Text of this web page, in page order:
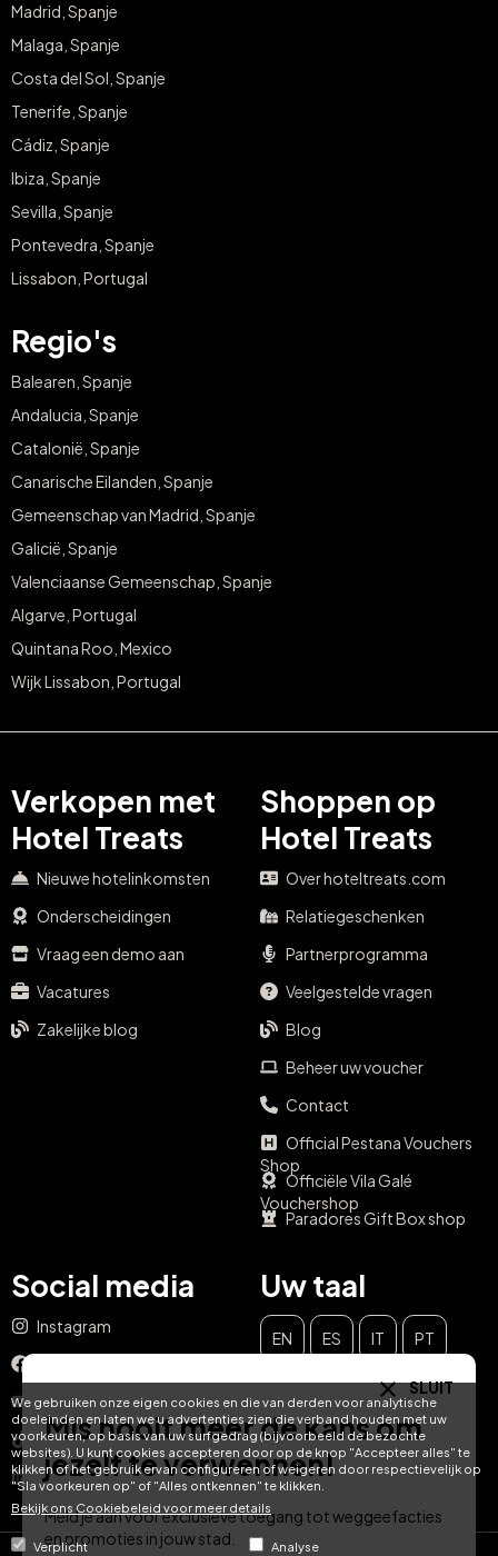
We gebruiken onze eigen cookies en die van derden voor analytische
doeleinden en laten we u advertenties zien die verband houden met uw
voorkeuren, op basis van uw surfgedrag (bijvoorbeeld de bezochte
websites). U kunt cookies accepteren door op de knop "Accepteer alles" te
klikken of het gebruik ervan configureren of weigeren door respectievelijk op
"Sla voorkeuren op" of "Alles ontkennen" te klikken.
Bekijk ons ​​Cookiebeleid voor meer details
Verplicht Analyse
Madrid, Spanje
Malaga, Spanje
Costa del Sol, Spanje
Tenerife, Spanje
Cádiz, Spanje
Ibiza, Spanje
Sevilla, Spanje
Pontevedra, Spanje
Lissabon, Portugal
Regio's
Balearen, Spanje
Andalucia, Spanje
Catalonië, Spanje
Canarische Eilanden, Spanje
Gemeenschap van Madrid, Spanje
Galicië, Spanje
Valenciaanse Gemeenschap, Spanje
Algarve, Portugal
Quintana Roo, Mexico
Wijk Lissabon, Portugal
Verkopen met
Hotel Treats
Nieuwe hotelinkomsten
Onderscheidingen
Vraag een demo aan
Vacatures
Zakelijke blog
Shoppen op
Hotel Treats
Over hoteltreats.com
Relatiegeschenken
Partnerprogramma
Veelgestelde vragen
Blog
Beheer uw voucher
Contact
Official Pestana Vouchers
Shop
Officiële Vila Galé
Vouchershop
Paradores Gift Box shop
Social media
Instagram
YouTube
TikTok
LinkedIn
Uw taal
EN ES IT PT
NL SLUIT
Mis nooit meer de kans om
jezelf te verwennen!
Meld je aan voor exclusieve toegang tot weggeefacties
en promoties in jouw stad.